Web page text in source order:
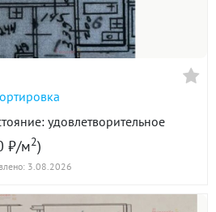
удовлетворительное
₽/м2)
3.08.2026